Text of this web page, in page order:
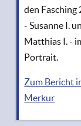
den
- Susanne I.
Matthias I. -
Portrait.
Zum Bericht
Merkur